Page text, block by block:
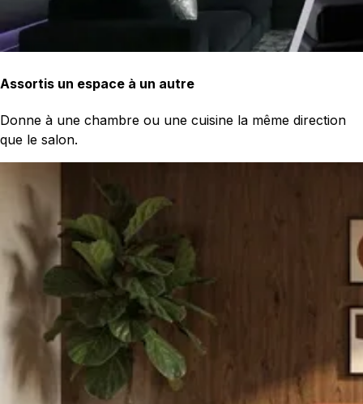
Assortis un espace à un autre
Donne à une chambre ou une cuisine la même direction
que le salon.